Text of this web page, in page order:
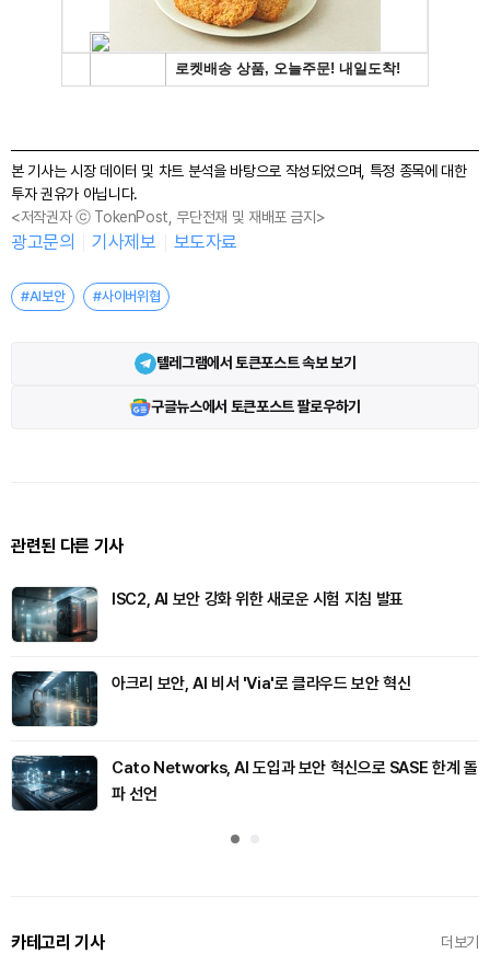
본 기사는 시장 데이터 및 차트 분석을 바탕으로 작성되었으며, 특정 종목에 대한
투자 권유가 아닙니다.
<저작권자 ⓒ TokenPost, 무단전재 및 재배포 금지>
광고문의 기사제보 보도자료
#AI보안 #사이버위협
텔레그램에서 토큰포스트 속보 보기
구글뉴스에서 토큰포스트 팔로우하기
관련된 다른 기사
ISC2, AI 보안 강화 위한 새로운 시험 지침 발표
아크리 보안, AI 비서 'Via'로 클라우드 보안 혁신
Cato Networks, AI 도입과 보안 혁신으로 SASE 한계 돌
파 선언
카테고리 기사 더보기